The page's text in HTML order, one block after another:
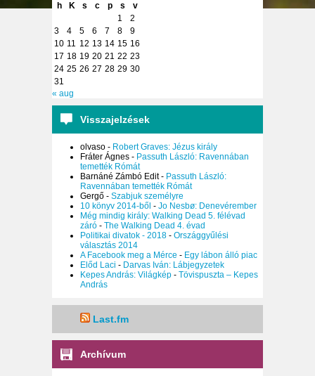
h
K s c p s
v
1
2
3
4 5 6 7 8
9
10 11 12 13 14 15 16
17 18 19 20 21 22 23
24 25 26 27 28 29 30
31
« aug
Visszajelzések
olvaso - Robert Graves: Jézus király
Fráter Ágnes - Passuth László: Ravennában
temették Rómát
Barnáné Zámbó Edit- Passuth László:
Ravennában temették Rómát
Gergő - Szabjuk személyre
10 könyv 2014-ből - Jo Nesbø: Denevérember
Még mindig király: Walking Dead 5. félévad
záró - The Walking Dead 4. évad
Politikai divatok - 2018 - Országgyűlési
választás 2014
A Facebook meg a Mérce - Egy lábon álló piac
Előd Laci - Darvas Iván: Lábjegyzetek
Kepes András: Világkép - Tövispuszta – Kepes
András
Last.fm
Archívum